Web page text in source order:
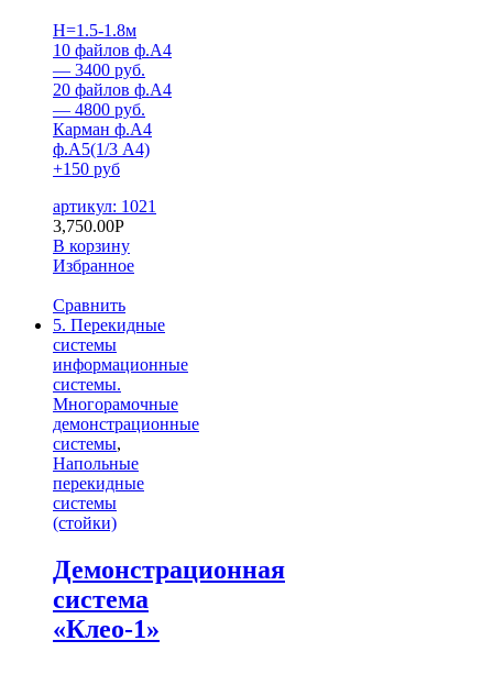
H=1.5-1.8м
10 файлов ф.А4
— 3400 руб.
20 файлов ф.А4
— 4800 руб.
Карман ф.А4
ф.А5(1/3 А4)
+150 руб
артикул: 1021
3,750.00Р
В корзину
Избранное
Сравнить
5. Перекидные
системы
информационные
системы.
Многорамочные
демонстрационные
системы,
Напольные
перекидные
системы
(стойки)
Демонстрационная
система
«Клео-1»